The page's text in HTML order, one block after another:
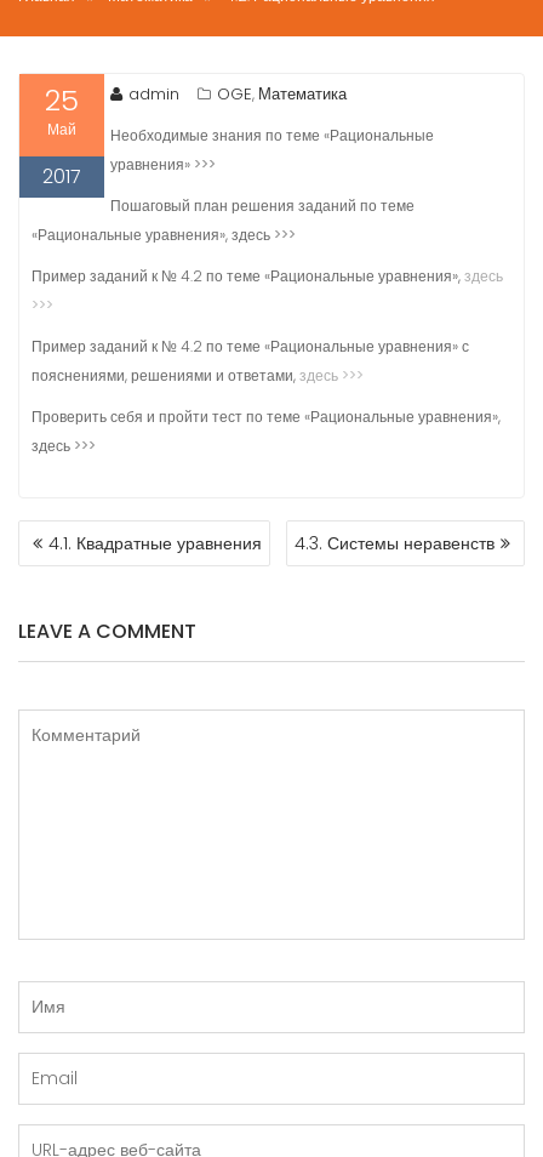
25
Май
2017
admin OGE, Математика
Необходимые знания по теме «Рациональные
уравнения» >>>
Пошаговый план решения заданий по теме
«Рациональные уравнения», здесь >>>
Пример заданий к № 4.2 по теме «Рациональные уравнения»,здесь
>>>
Пример заданий к № 4.2 по теме «Рациональные уравнения» с
пояснениями, решениями и ответами,здесь >>>
Проверить себя и пройти тест по теме «Рациональные уравнения»,
здесь >>>
НАВИГАЦИЯ
ПО4.1. Квадратные уравнения 4.3. Системы неравенств
LEAVE A COMMENT